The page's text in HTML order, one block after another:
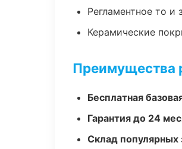
Регламентное то и
Керамические
Преимущества
Бесплатная
Гарантия до 24
Склад популярных